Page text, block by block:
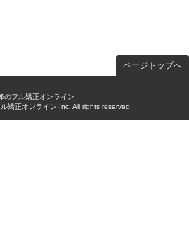
ページトップへ
のフル矯正オンライン
矯正オンライン Inc. All rights reserved.